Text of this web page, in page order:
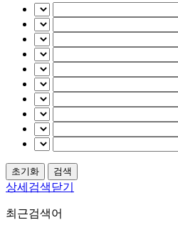
상세검색닫기
최근검색어